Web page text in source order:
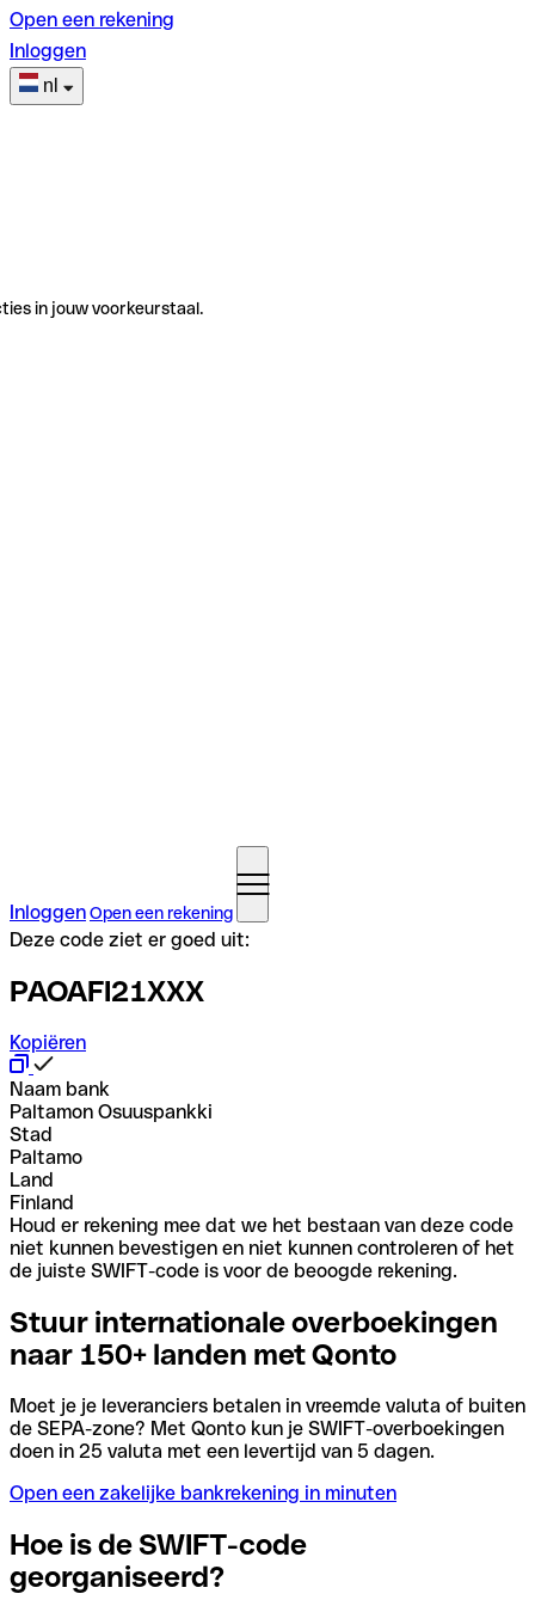
Open een rekening
Inloggen
nl
in jouw voorkeurstaal.
InloggenOpen een rekening
Deze code ziet er goed uit:
PAOAFI21XXX
Kopiëren
Naam bank
Paltamon Osuuspankki
Stad
Paltamo
Land
Finland
Houd er rekening mee dat we het bestaan van deze code
niet kunnen bevestigen en niet kunnen controleren of het
de juiste SWIFT-code is voor de beoogde rekening.
Stuur internationale overboekingen
naar 150+ landen met Qonto
Moet je je leveranciers betalen in vreemde valuta of buiten
de SEPA-zone? Met Qonto kun je SWIFT-overboekingen
doen in 25 valuta met een levertijd van 5 dagen.
Open een zakelijke bankrekening in minuten
Hoe is de SWIFT-code
georganiseerd?